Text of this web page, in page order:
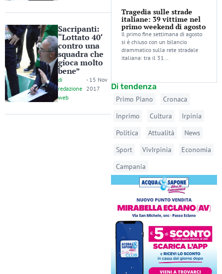
Sacripanti:
“Lottato 40′
contro una
squadra che
gioca molto
bene”
di
redazione
web
- 15 Nov
2017
Tragedia sulle strade
italiane: 39 vittime nel
primo weekend di agosto
Il primo fine settimana di agosto
si è chiuso con un bilancio
drammatico sulla rete stradale
italiana: tra il 31…
Di tendenza
Primo Piano
Cronaca
Inprimo
Cultura
Irpinia
Politica
Attualità
News
Sport
VivIrpinia
Economia
Campania